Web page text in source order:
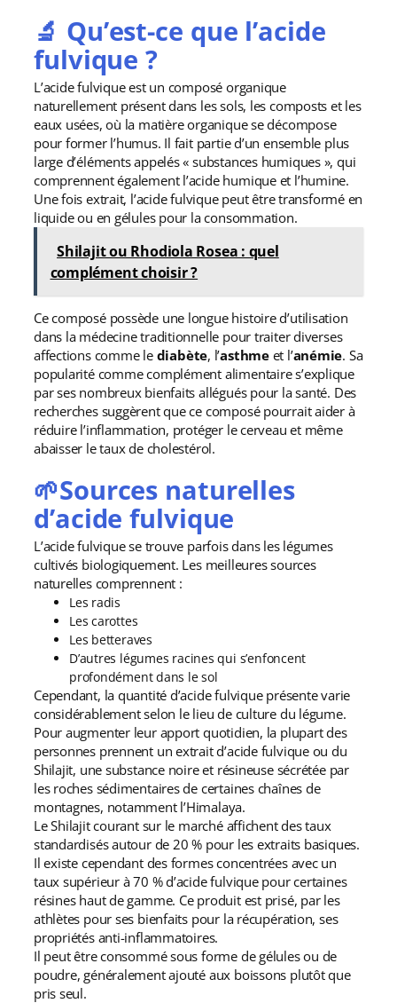
🔬 Qu’est-ce que l’acide
fulvique ?
L’acide fulvique est un composé organique
naturellement présent dans les sols, les composts et les
eaux usées, où la matière organique se décompose
pour former l’humus. Il fait partie d’un ensemble plus
large d’éléments appelés « substances humiques », qui
comprennent également l’acide humique et l’humine.
Une fois extrait, l’acide fulvique peut être transformé en
liquide ou en gélules pour la consommation.
Shilajit ou Rhodiola Rosea : quel
complément choisir ?
Ce composé possède une longue histoire d’utilisation
dans la médecine traditionnelle pour traiter diverses
affections comme le diabète, l’asthmeet l’anémie. Sa
popularité comme complément alimentaire s’explique
par ses nombreux bienfaits allégués pour la santé. Des
recherches suggèrent que ce composé pourrait aider à
réduire l’inflammation, protéger le cerveau et même
abaisser le taux de cholestérol.
🌱Sources naturelles
d’acide fulvique
L’acide fulvique se trouve parfois dans les légumes
cultivés biologiquement. Les meilleures sources
naturelles comprennent :
Les radis
Les carottes
Les betteraves
D’autres légumes racines qui s’enfoncent
profondément dans le sol
Cependant, la quantité d’acide fulvique présente varie
considérablement selon le lieu de culture du légume.
Pour augmenter leur apport quotidien, la plupart des
personnes prennent un extrait d’acide fulvique ou du
Shilajit, une substance noire et résineuse sécrétée par
les roches sédimentaires de certaines chaînes de
montagnes, notamment l’Himalaya.
Le Shilajit courant sur le marché affichent des taux
standardisés autour de 20 % pour les extraits basiques.
Il existe cependant des formes concentrées avec un
taux supérieur à 70 % d’acide fulvique pour certaines
résines haut de gamme. Ce produit est prisé, par les
athlètes pour ses bienfaits pour la récupération, ses
propriétés anti-inflammatoires.
Il peut être consommé sous forme de gélules ou de
poudre, généralement ajouté aux boissons plutôt que
pris seul.